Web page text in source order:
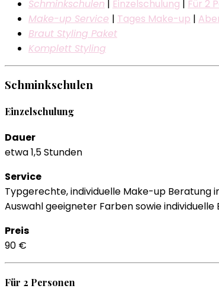
Schminkschulen Einzelschulung Für 2
Make-up Service | Tages Make-up |
Braut Styling Paket
Komplett Styling
Schminkschulen
Einzelschulung
Dauer
etwa 1,5 Stunden
Service
Typgerechte, individuelle Make-up Beratung
Auswahl geeigneter Farben sowie
Preis
90 €
Für 2 Personen